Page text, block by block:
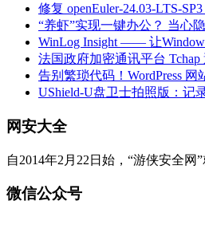
修复 openEuler-24.03-LTS-
“养虾”实现一键办公？ 当心
WinLog Insight —— 让
法国政府加密通讯平台
告别繁琐代码！WordPress
UShield-U盘卫士拍照版：记
网安大全
自2014年2月22日始，“游侠安全网
微信公众号